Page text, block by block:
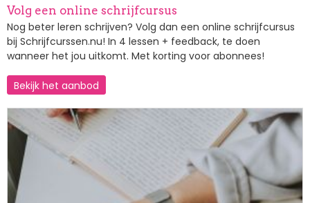
Volg een online schrijfcursus
Nog beter leren schrijven? Volg dan een online schrijfcursus
bij Schrijfcurssen.nu! In 4 lessen + feedback, te doen
wanneer het jou uitkomt. Met korting voor abonnees!
Bekijk het aanbod
Afbeelding